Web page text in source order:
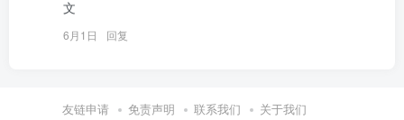
文
6月1日 回复
友链申请 免责声明 联系我们 关于我们